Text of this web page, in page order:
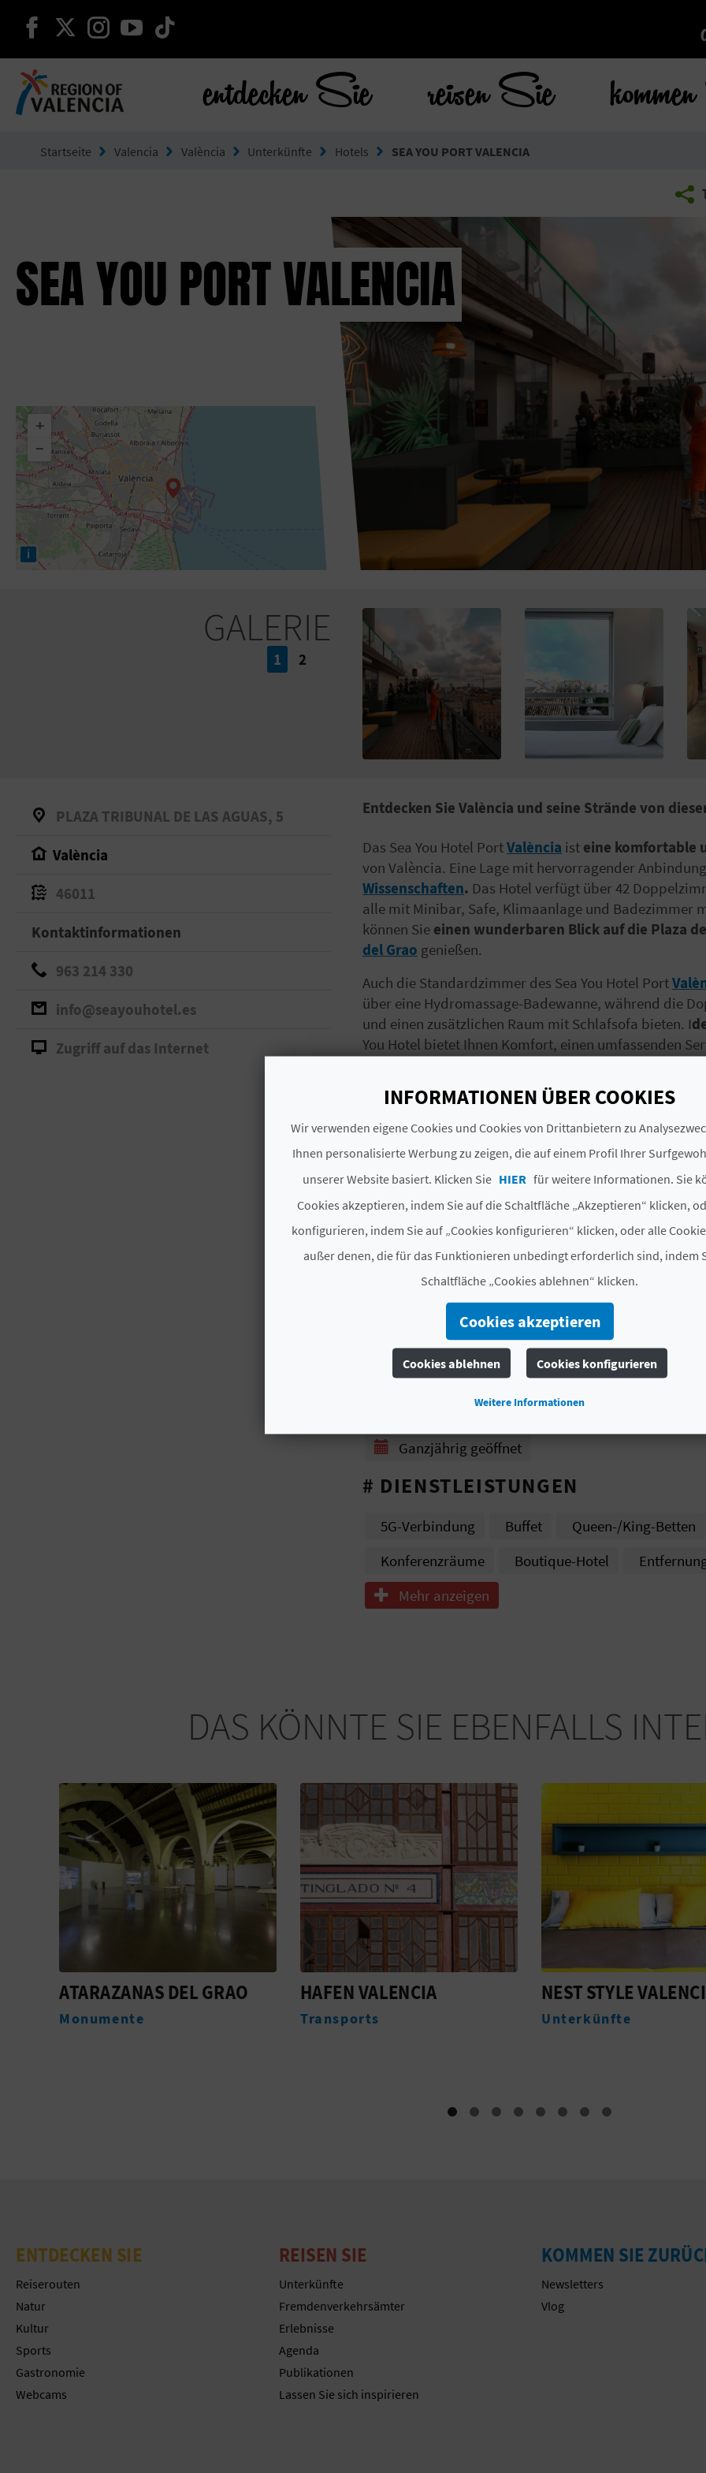
weiter auf facebook
weiter auf twitter
weiter auf instagram
weiter auf youtube
entdecken Sie reisen Sie
Startseite Valencia València Unterkünfte Hotels SEA YOU PORT VALENCIA
SEA YOU PORT VALENCIA
+
−
i
GALERIE
1 2
PLAZA TRIBUNAL DE LAS AGUAS, 5
València
46011
Kontaktinformationen
963 214 330
info@seayouhotel.es
Zugriff auf das Internet
Entdecken Sie València und seine Strände von
Das Sea You Hotel PortValència ist eine komfortable
von València. Eine Lage mit hervorragender
Wissenschaften. Das Hotel verfügt über 42
alle mit Minibar, Safe, Klimaanlage und Badezimmer
können Sie einen wunderbaren Blick auf die Plaza
del Grao genießen.
Auch die Standardzimmer des Sea You Hotel Port
über eine Hydromassage-Badewanne, während die
und einen zusätzlichen Raum mit Schlafsofa bieten. I
You Hotel bietet Ihnen Komfort, einen umfassenden
Plätze
84
Zimmer
42 insgesamt
Doppelzimmer mit
# UNTERLAGEN
Kategorie
4 Estrellas
SEA YOU HOTELS
Code
CV H01212 V
Ganzjährig geöffnet
# DIENSTLEISTUNGEN
5G-Verbindung Buffet Queen-/King-Betten
Konferenzräume
Boutique-Hotel
Mehr anzeigen
DAS KÖNNTE SIE EBENFALLS
HAFEN VALENCIA
Transports
NEST STYLE VALENCIA
Unterkünfte
IBIS BUDGET
CENTRO PUERTO
ENTDECKEN SIE
Reiserouten
Natur
Kultur
Sports
Gastronomie
Webcams
REISEN SIE
Unterkünfte
Fremdenverkehrsämter
Erlebnisse
Agenda
Publikationen
Lassen Sie sich inspirieren
KOMMEN SIE
Newsletters
Vlog
INFORMATIONEN ÜBER COOKIES
Wir verwenden eigene Cookies und Cookies von Drittanbietern zu
Ihnen personalisierte Werbung zu zeigen, die auf einem Profil Ihrer
unserer Website basiert. Klicken Sie HIER für weitere Informationen. Sie
Cookies akzeptieren, indem Sie auf die Schaltfläche „Akzeptieren“ klicken,
konfigurieren, indem Sie auf „Cookies konfigurieren“ klicken, oder alle
außer denen, die für das Funktionieren unbedingt erforderlich sind, indem
Schaltfläche „Cookies ablehnen“ klicken.
Cookies akzeptieren
Cookies ablehnen Cookies konfigurieren
Weitere Informationen